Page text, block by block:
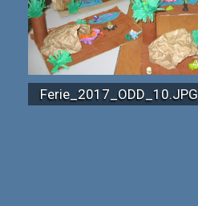
Ferie_2017_ODD_10.JPG